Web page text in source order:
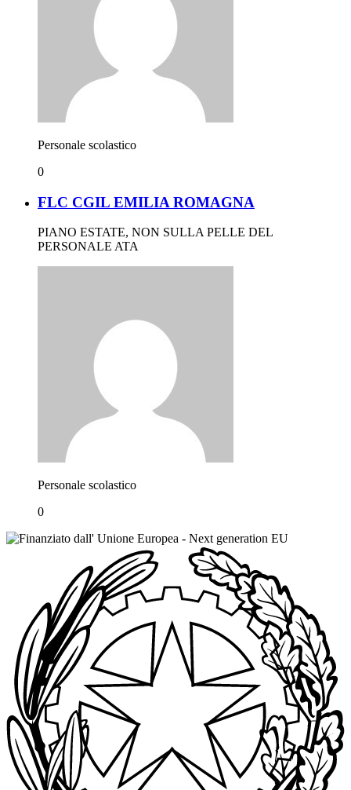
Personale scolastico
0
FLC CGIL EMILIA ROMAGNA
PIANO ESTATE, NON SULLA PELLE DEL
PERSONALE ATA
Personale scolastico
0